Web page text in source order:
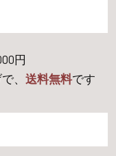
円
、 送料無料です